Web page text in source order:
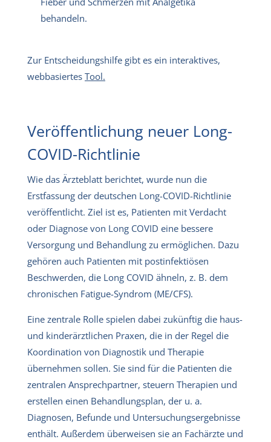
behandeln.
Zur Entscheidungshilfe gibt es ein interaktives,
webbasiertes Tool.
Veröffentlichung neuer Long-
COVID-Richtlinie
Wie das Ärzteblatt berichtet, wurde nun die
Erstfassung der deutschen Long-COVID-Richtlinie
veröffentlicht. Ziel ist es, Patienten mit Verdacht
oder Diagnose von Long COVID eine bessere
Versorgung und Behandlung zu ermöglichen. Dazu
gehören auch Patienten mit postinfektiösen
Beschwerden, die Long COVID ähneln, z. B. dem
chronischen Fatigue-Syndrom (ME/CFS).
Eine zentrale Rolle spielen dabei zukünftig die haus-
und kinderärztlichen Praxen, die in der Regel die
Koordination von Diagnostik und Therapie
übernehmen sollen. Sie sind für die Patienten die
zentralen Ansprechpartner, steuern Therapien und
erstellen einen Behandlungsplan, der u. a.
Diagnosen, Befunde und Untersuchungsergebnisse
enthält. Außerdem überweisen sie an Fachärzte und